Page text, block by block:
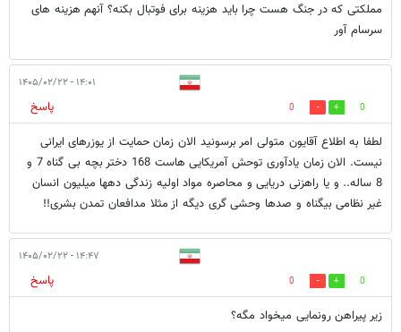
مملکتی که در جنگ هست چرا باید هزینه برای فوتبال بکنه؟ آنهم هزینه های
سرسام آور
۱۴:۰۱ - ۱۴۰۵/۰۲/۲۲
0
0
پاسخ
لطفا به اطلاع آقایون متولی امر برسونید الان زمان حمایت از یوزرهای ایرانی
نیست. الان زمان یادآوری توحش آمریکایی هاست 168 دختر بچه بی گناه 7 و
8 ساله.. و یا راهزنی دریایی و محاصره مواد اولیه زندگی دهها میلیون انسان
غیر نظامی بیگناه و صدها وحشی گری دیگه از مثلا مدافعان تمدن بشری!!
۱۴:۴۷ - ۱۴۰۵/۰۲/۲۲
0
0
پاسخ
زیر پيراهن رونمایی میخواد مگه؟